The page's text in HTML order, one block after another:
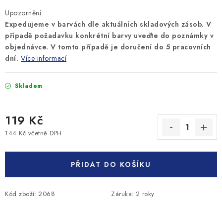
Upozornění:
Expedujeme v barvách dle aktuálních skladových zásob. V
případě požadavku konkrétní barvy uveďte do poznámky v
objednávce. V tomto případě je doručení do 5 pracovních
dní. Více informací
Skladem
119 Kč
144 Kč včetně DPH
PŘIDAT DO KOŠÍKU
Kód zboží: 2068 Záruka: 2 roky